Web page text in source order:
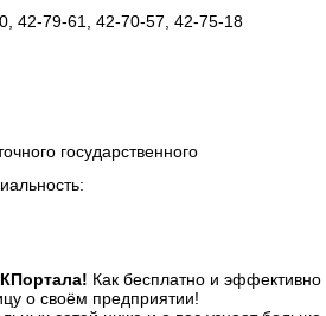
42-79-61, 42-70-57, 42-75-18
государственного
Как бесплатно и эффективно
о своём предприятии!